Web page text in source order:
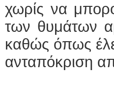
χωρίς να
των θυμάτων
καθώς όπως
ανταπόκριση